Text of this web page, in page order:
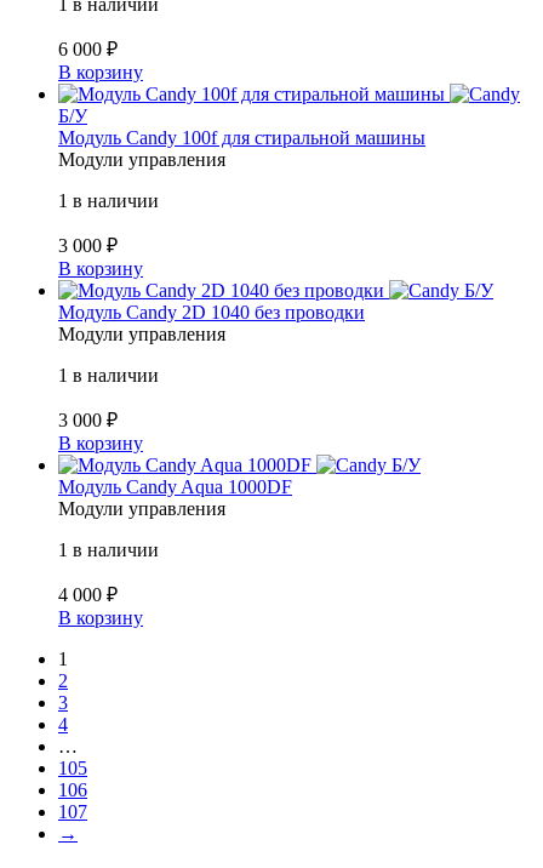
1 в наличии
6 000 ₽
В корзину
Б/У
Модуль Candy 100f для стиральной машины
Модули управления
1 в наличии
3 000 ₽
В корзину
Б/У
Модуль Candy 2D 1040 без проводки
Модули управления
1 в наличии
3 000 ₽
В корзину
Б/У
Модуль Candy Aqua 1000DF
Модули управления
1 в наличии
4 000 ₽
В корзину
1
2
3
4
…
105
106
107
→